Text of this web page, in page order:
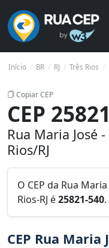
Início BR RJ Três Rios
Copiar CEP
CEP
Rua Maria José
Rios/RJ
O CEP da Rua
Rios-RJ é25821-540.
CEP Rua Maria